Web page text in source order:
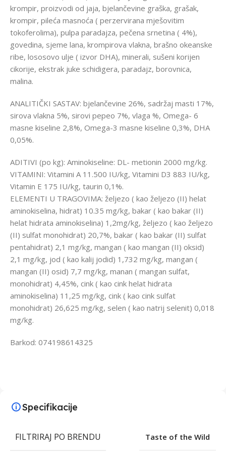
krompir, proizvodi od jaja, bjelančevine graška, grašak,
krompir, pileća masnoća ( perzervirana mješovitim
tokoferolima), pulpa paradajza, pečena srnetina ( 4%),
govedina, sjeme lana, krompirova vlakna, brašno okeanske
ribe, lososovo ulje ( izvor DHA), minerali, sušeni korijen
cikorije, ekstrak juke schidigera, paradajz, borovnica,
malina.
ANALITIČKI SASTAV: bjelančevine 26%, sadržaj masti 17%,
sirova vlakna 5%, sirovi pepeo 7%, vlaga %, Omega- 6
masne kiseline 2,8%, Omega-3 masne kiseline 0,3%, DHA
0,05%.
ADITIVI (po kg): Aminokiseline: DL- metionin 2000 mg/kg.
VITAMINI: Vitamini A 11.500 IU/kg, Vitamini D3 883 IU/kg,
Vitamin E 175 IU/kg, taurin 0,1%.
ELEMENTI U TRAGOVIMA: željezo ( kao željezo (II) helat
aminokiselina, hidrat) 10.35 mg/kg, bakar ( kao bakar (II)
helat hidrata aminokiselina) 1,2mg/kg, željezo ( kao željezo
(II) sulfat monohidrat) 20,7%, bakar ( kao bakar (II) sulfat
pentahidrat) 2,1 mg/kg, mangan ( kao mangan (II) oksid)
2,1 mg/kg, jod ( kao kalij jodid) 1,732 mg/kg, mangan (
mangan (II) osid) 7,7 mg/kg, manan ( mangan sulfat,
monohidrat) 4,45%, cink ( kao cink helat hidrata
aminokiselina) 11,25 mg/kg, cink ( kao cink sulfat
monohidrat) 26,625 mg/kg, selen ( kao natrij selenit) 0,018
mg/kg.
Barkod: 074198614325
Specifikacije
FILTRIRAJ PO BRENDU Taste of the Wild